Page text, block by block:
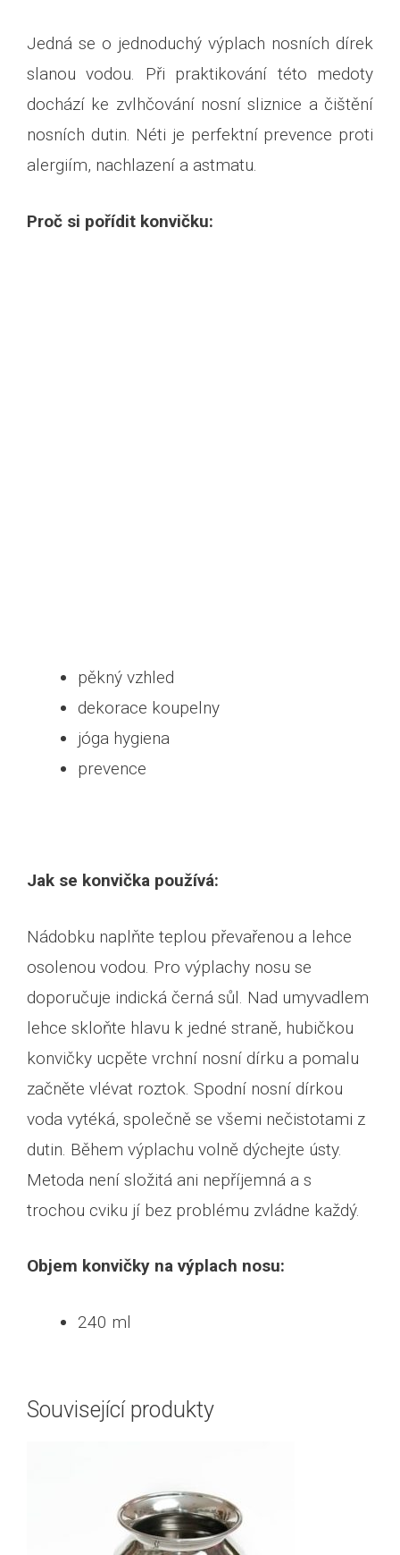
Jedná se o jednoduchý výplach nosních dírek
slanou vodou. Při praktikování této medoty
dochází ke zvlhčování nosní sliznice a čištění
nosních dutin. Néti je perfektní prevence proti
alergiím, nachlazení a astmatu.
Proč si pořídit konvičku:
pěkný vzhled
dekorace koupelny
jóga hygiena
prevence
Jak se konvička používá:
Nádobku naplňte teplou převařenou a lehce
osolenou vodou. Pro výplachy nosu se
doporučuje indická černá sůl. Nad umyvadlem
lehce skloňte hlavu k jedné straně, hubičkou
konvičky ucpěte vrchní nosní dírku a pomalu
začněte vlévat roztok. Spodní nosní dírkou
voda vytéká, společně se všemi nečistotami z
dutin. Během výplachu volně dýchejte ústy.
Metoda není složitá ani nepříjemná a s
trochou cviku jí bez problému zvládne každý.
Objem konvičky na výplach nosu:
240 ml
Související produkty